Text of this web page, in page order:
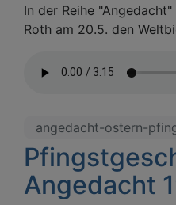
In der Reihe
Roth am 20.5. den
angedacht-ostern-
Angedacht